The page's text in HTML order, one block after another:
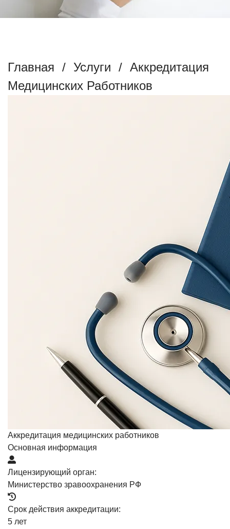
Главная / Услуги / Аккредитация
Медицинских Работников
Аккредитация медицинских работников
Основная информация
Лицензирующий орган:
Министерство зравоохранения РФ
Срок действия аккредитации:
5 лет